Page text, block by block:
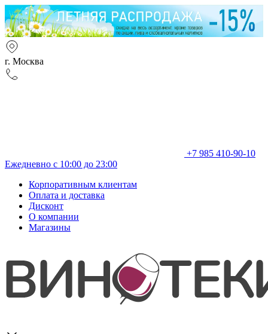
г. Москва
+7 985 410-90-10
Ежедневно с 10:00 до 23:00
Корпоративным клиентам
Оплата и доставка
Дисконт
О компании
Магазины